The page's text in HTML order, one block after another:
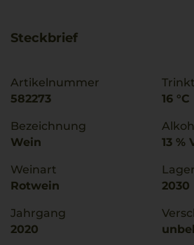
Steckbrief
Artikelnummer
582273
Bezeichnung
Wein
Weinart
Rotwein
Jahrgang
2020
16 °C
13 %
2030